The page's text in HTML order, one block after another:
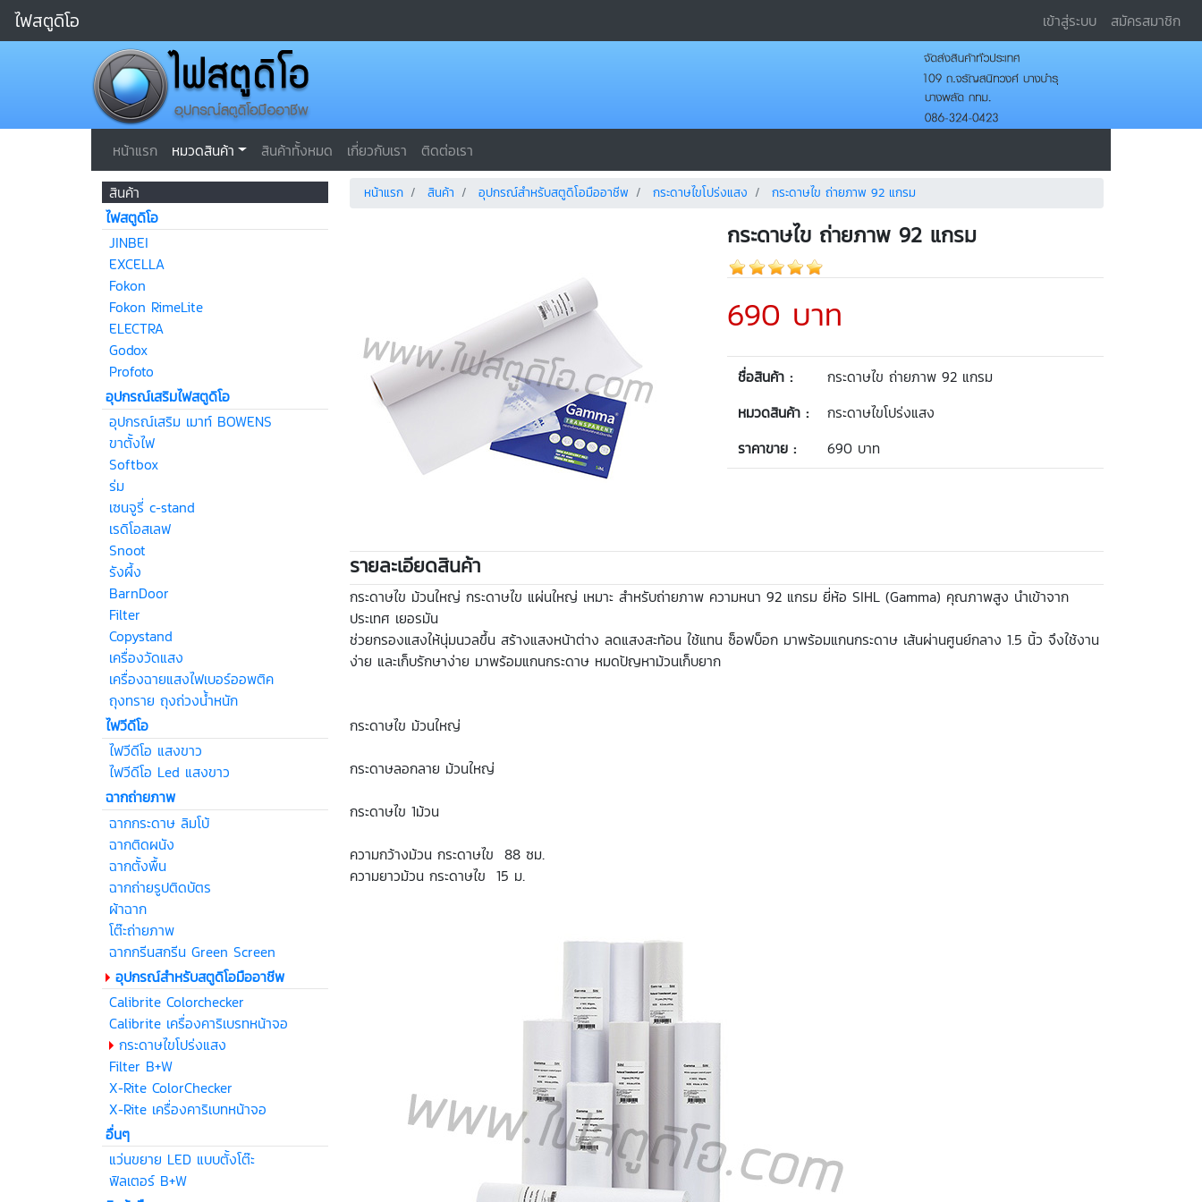
ไฟสตูดิโอ เข้าสู่ระบบ สมัครสมาชิก
หน้าแรก หมวดสินค้า สินค้าทั้งหมด เกี่ยวกับเรา
ติดต่อเรา
สินค้า
ไฟสตูดิโอ
JINBEI
EXCELLA
Fokon
Fokon RimeLite
ELECTRA
Godox
Profoto
อุปกรณ์เสริมไฟสตูดิโอ
อุปกรณ์เสริม เมาท์ BOWENS
ขาตั้งไฟ
Softbox
ร่ม
เซนจูรี่ c-stand
เรดิโอสเลฟ
Snoot
รังผึ้ง
BarnDoor
Filter
Copystand
เครื่องวัดแสง
เครื่องฉายแสงไฟเบอร์ออพติค
ถุงทราย ถุงถ่วงน้ำหนัก
ไฟวีดีโอ
ไฟวีดีโอ แสงขาว
ไฟวีดีโอ Led แสงขาว
ฉากถ่ายภาพ
ฉากกระดาษ ลิมโบ้
ฉากติดผนัง
ฉากตั้งพื้น
ฉากถ่ายรูปติดบัตร
ผ้าฉาก
โต๊ะถ่ายภาพ
ฉากกรีนสกรีน Green Screen
อุปกรณ์สำหรับสตูดิโอมืออาชีพ
Calibrite Colorchecker
Calibrite เครื่องคาริเบรทหน้าจอ
กระดาษไขโปร่งแสง
Filter B+W
X-Rite ColorChecker
X-Rite เครื่องคาริเบทหน้าจอ
อื่นๆ
แว่นขยาย LED แบบตั้งโต๊ะ
ฟิลเตอร์ B+W
หน้าแรก สินค้า อุปกรณ์สำหรับสตูดิโอมืออาชีพ กระดาษไขโปร่งแสง กระดาษไข ถ่ายภาพ 92 แกรม
กระดาษไข ถ่ายภาพ 92 แกรม
690 บาท
ชื่อสินค้า :
กระดาษไข ถ่ายภาพ 92 แกรม
หมวดสินค้า :
กระดาษไขโปร่งแสง
ราคาขาย :
690 บาท
รายละเอียดสินค้า
กระดาษไข ม้วนใหญ่ กระดาษไข แผ่นใหญ่ เหมาะ สำหรับถ่ายภาพ ความหนา 92 แกรม ยี่ห้อ SIHL (Gamma) คุณภาพสูง นำเข้าจาก
ประเทศ เยอรมัน
ช่วยกรองแสงให้นุ่มนวลขึ้น สร้างแสงหน้าต่าง ลดแสงสะท้อน ใช้แทน ซ็อฟบ็อก มาพร้อมแกนกระดาษ เส้นผ่านศูนย์กลาง 1.5 นิ้ว จึงใช้งาน
ง่าย และเก็บรักษาง่าย มาพร้อมแกนกระดาษ หมดปัญหาม้วนเก็บยาก
กระดาษไข ม้วนใหญ่
กระดาษลอกลาย ม้วนใหญ่
กระดาษไข 1ม้วน
ความกว้างม้วน กระดาษไข 88 ซม.
ความยาวม้วน กระดาษไข 15 ม.